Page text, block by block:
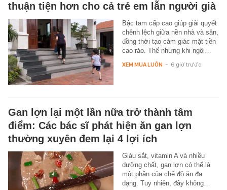
thuận tiện hơn cho cả trẻ em lẫn người già
Bậc tam cấp cao giúp giải quyết
chênh lệch giữa nền nhà và sân,
đồng thời tạo cảm giác mặt tiền
cao ráo. Thế nhưng khi ngôi…
XEM MUA LUÔN - 6 giờ trước
Gan lợn lại một lần nữa trở thành tâm
điểm: Các bác sĩ phát hiện ăn gan lợn
thường xuyên đem lại 4 lợi ích
Giàu sắt, vitamin A và nhiều
dưỡng chất, gan lợn có thể là
một phần của chế độ ăn đa
dạng. Tuy nhiên, đây không…